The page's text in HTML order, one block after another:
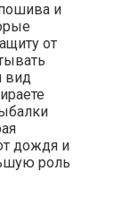
и
от
вид
дождя и
роль